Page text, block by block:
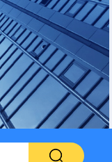
冷热交变测试箱